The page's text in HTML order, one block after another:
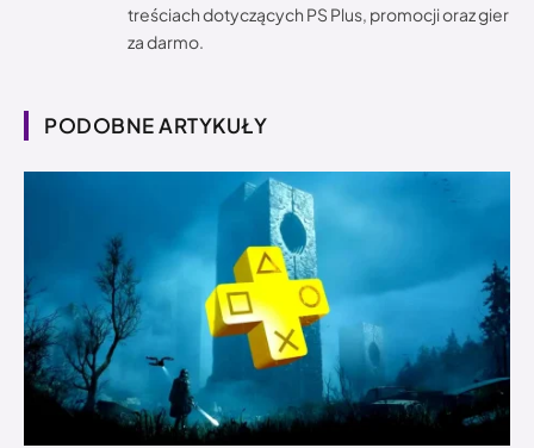
treściach dotyczących PS Plus, promocji oraz gier
za darmo.
PODOBNE ARTYKUŁY